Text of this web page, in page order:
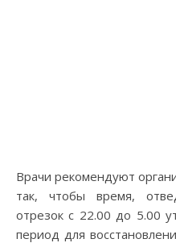
Врачи рекомендуют
так, чтобы время,
отрезок с 22.00 до 5.00
период для